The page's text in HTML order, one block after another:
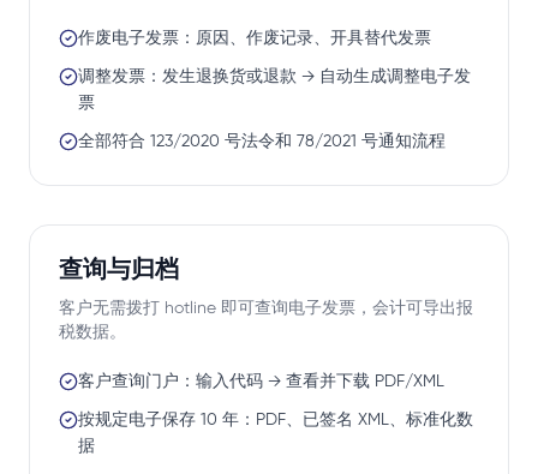
作废电子发票：原因、作废记录、开具替代发票
调整发票：发生退换货或退款 → 自动生成调整电子发
票
全部符合 123/2020 号法令和 78/2021 号通知流程
查询与归档
客户无需拨打 hotline 即可查询电子发票，会计可导出报
税数据。
客户查询门户：输入代码 → 查看并下载 PDF/XML
按规定电子保存 10 年：PDF、已签名 XML、标准化数
据